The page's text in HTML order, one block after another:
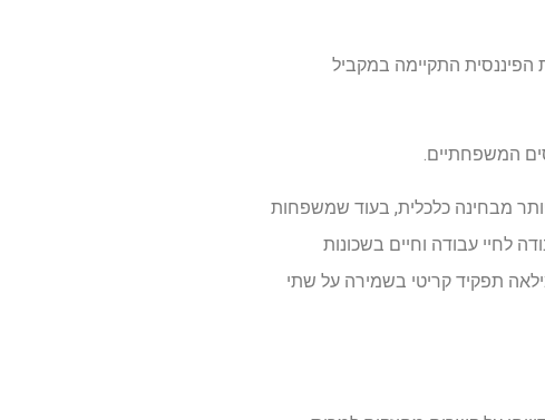
הפיננסית התקיימה במקביל
מבחינה כלכלית, בעוד שמשפחות
לחיי עבודה וחיים בשכונות
תפקיד קריטי בשמירה על שתי